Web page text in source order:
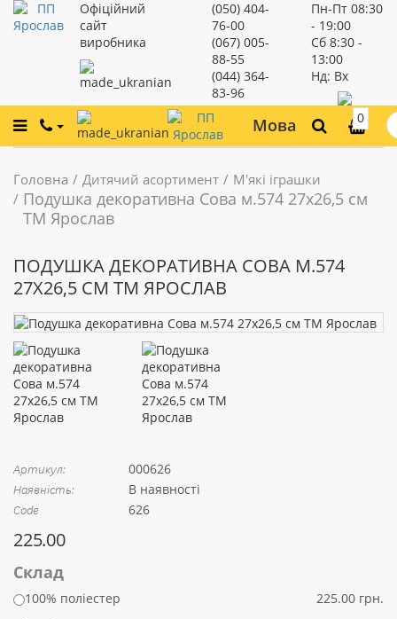
Офіційний
сайт
виробника
(050) 404-
76-00
(067) 005-
88-55
(044) 364-
83-96
Пн-Пт 08:30
- 19:00
Сб 8:30 -
13:00
Нд: Вх
Мова 0
Головна Дитячий асортимент М'які іграшки
Подушка декоративна Сова м.574 27х26,5 см
ТМ Ярослав
ПОДУШКА ДЕКОРАТИВНА СОВА М.574
27Х26,5 СМ ТМ ЯРОСЛАВ
Артикул: 000626
Наявність: В наявності
Code 626
225.00
Склад
100% поліестер
225.00 грн.